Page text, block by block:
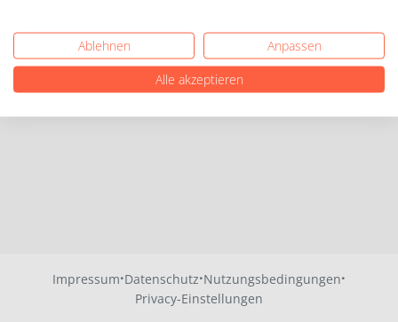
Impressum·Datenschutz·Nutzungsbedingungen·
Privacy-Einstellungen
Ablehnen
Anpassen
Alle akzeptieren